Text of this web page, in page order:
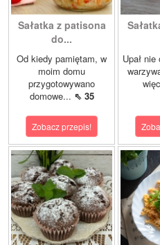
Sałatka z patisona
do...
Od kiedy pamiętam, w
moim domu
przygotowywano
domowe... ⇖ 35
Zobacz przepis!
Upał